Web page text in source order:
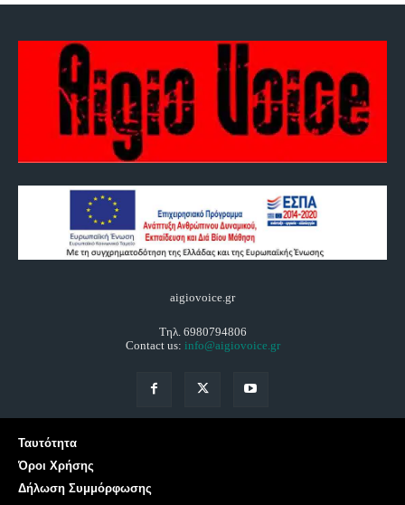
aigiovoice.gr
Τηλ. 6980794806
Contact us: info@aigiovoice.gr
Ταυτότητα
Όροι Χρήσης
Δήλωση Συμμόρφωσης